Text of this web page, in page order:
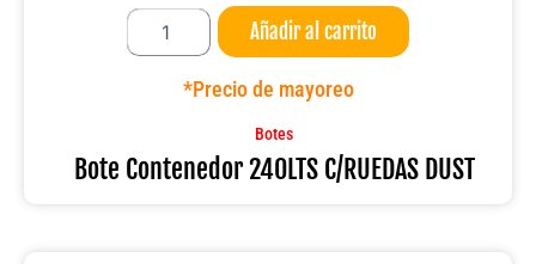
Bote
Contenedor
240LTS
C/RUEDAS
Añadir al carrito
*Precio de mayoreo
Botes
Bote Contenedor 240LTS C/RUEDAS DUST